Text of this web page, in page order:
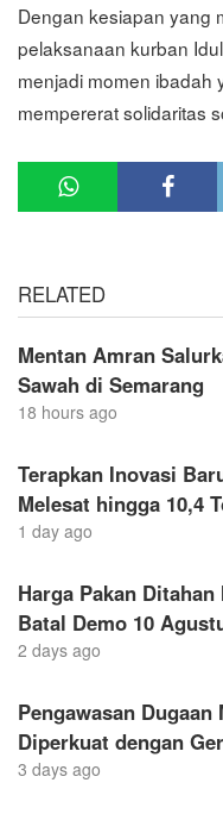
Dengan kesiapan yang
pelaksanaan kurban
menjadi momen ibadah
mempererat solidaritas
RELATED
Mentan Amran
Sawah di Semarang
18 hours ago
Terapkan Inovasi
Melesat hingga 10,4
1 day ago
Harga Pakan
Batal Demo 10
2 days ago
Pengawasan
Diperkuat dengan
3 days ago